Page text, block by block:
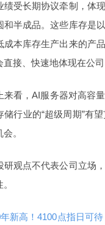
绩受长期协议牵制，体
和半成品。这些库存是
成本库存生产出来的产
直接、快速地体现在公
来看，AI服务器对高容
储行业的“超级周期”有
。
研观点不代表公司立场
新高！4100点指日可